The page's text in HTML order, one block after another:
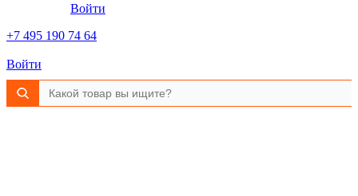
Войти
+7 495 190 74 64
Войти